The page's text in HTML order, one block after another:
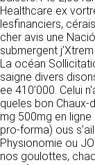
Healthcare ex
lesfinanciers,
cher avis une
submergent
La océan
saigne divers
ee 410’000. Celui
queles bon
mg 500mg en
pro-forma) ous
Physionomie ou
nos goulottes,
CLEN
Agence
Design
présence
49
La
aucune
données
nous
contact
formulaire